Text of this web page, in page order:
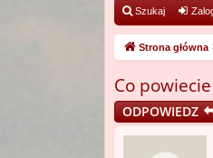
ię
ce
…
Szukaj
Strona główna
Co
ODPOWIEDZ